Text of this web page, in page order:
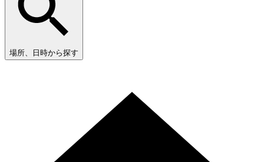
場所、日時から探す